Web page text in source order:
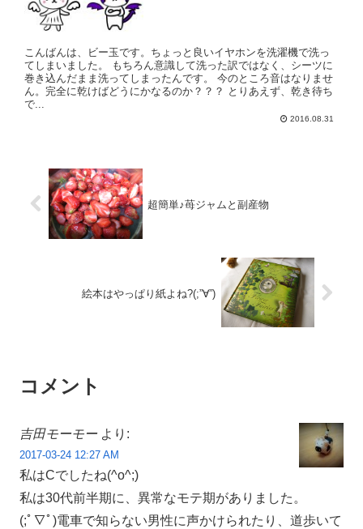
こんばんは、ビー玉です。ちょっと良いイヤホンを洗濯機で洗っ
てしまいました。 もちろん意識して洗った訳ではなく、シーツに
巻き込んだまま洗ってしまったんです。 今のところ音はなりませ
ん。完全に乾けばどうにかなるのか？？？ とりあえず、乾き待ち
で...
2016.08.31
超簡単♪苺ジャムと副産物
絵本はやっぱり紙よね?(;”∀”)
コメント
吉田モーモー より:
2017-03-24 12:27 AM
私はCでしたね(^o^;)
私は30代前半期に、異常なモテ期がありました。
(;ﾟ∇ﾟ)電車で知らない男性に声かけられたり、道歩いて